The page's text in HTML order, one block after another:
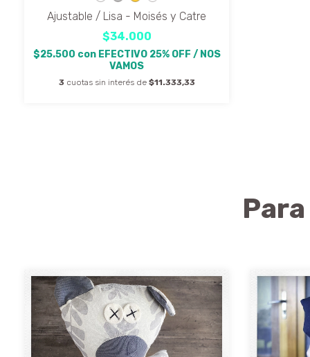
Ajustable / Lisa - Moisés y Catre
$34.000
$25.500 con EFECTIVO 25% OFF / NOS
VAMOS
3 cuotas sin interés de $11.333,33